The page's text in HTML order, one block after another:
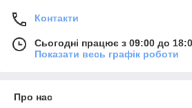
Контакти
Сьогодні працює з 09:00 до
Показати весь графік роботи
Про нас